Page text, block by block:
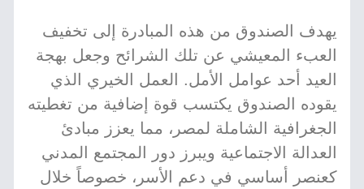
يهدف الصندوق من هذه المبادرة إلى تخفيف
العبء المعيشي عن تلك الشرائح وجعل بهجة
العيد أحد عوامل الأمل. العمل الخيري الذي
يقوده الصندوق يكتسب قوة إضافية من تغطيته
الجغرافية الشاملة لمصر، مما يعزز مبادئ
العدالة الاجتماعية ويبرز دور المجتمع المدني
كعنصر أساسي في دعم الأسر، خصوصاً خلال